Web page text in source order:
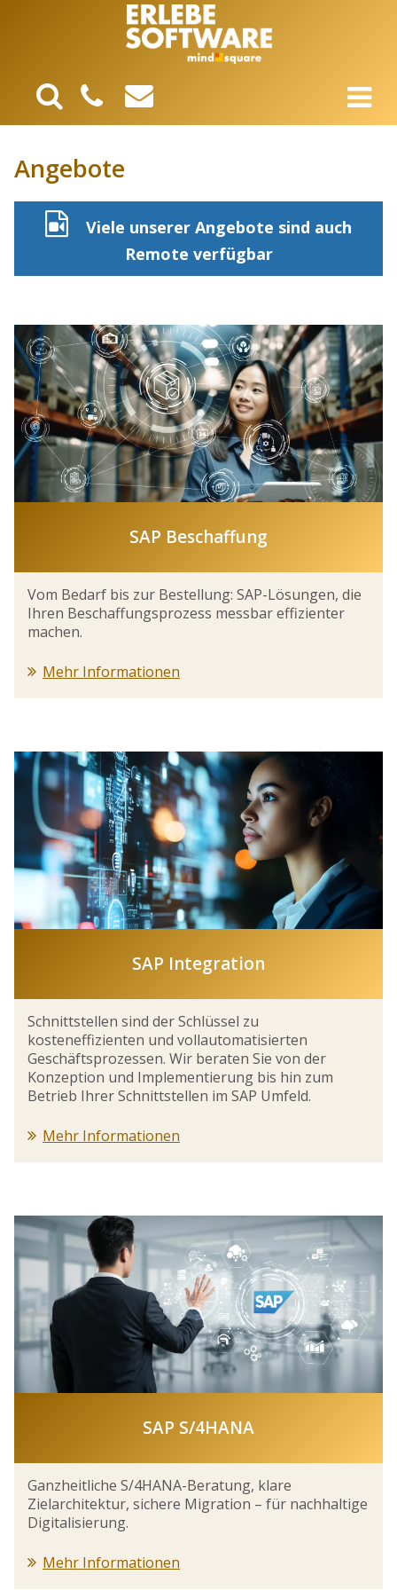
Angebote
Viele unserer Angebote sind auch
Remote verfügbar
SAP Beschaffung
Vom Bedarf bis zur Bestellung: SAP-Lösungen, die
Ihren Beschaffungsprozess messbar effizienter
machen.
Mehr Informationen
SAP Integration
Schnittstellen sind der Schlüssel zu
kosteneffizienten und vollautomatisierten
Geschäftsprozessen. Wir beraten Sie von der
Konzeption und Implementierung bis hin zum
Betrieb Ihrer Schnittstellen im SAP Umfeld.
Mehr Informationen
SAP S/4HANA
Ganzheitliche S/4HANA-Beratung, klare
Zielarchitektur, sichere Migration – für nachhaltige
Digitalisierung.
Mehr Informationen